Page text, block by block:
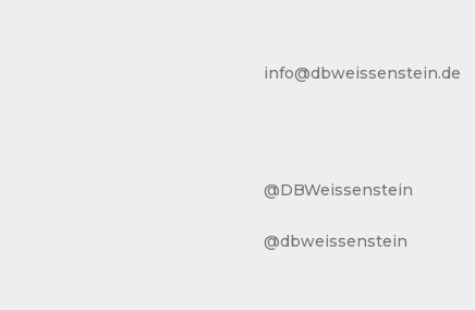
info@dbweissenstein.de
@DBWeissenstein
@dbweissenstein